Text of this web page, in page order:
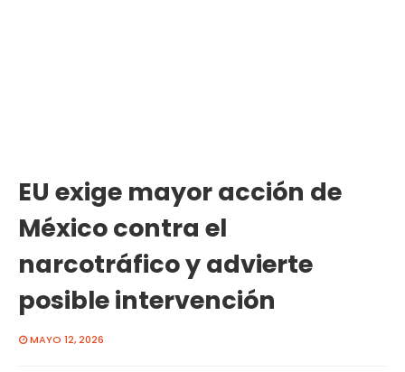
EU exige mayor acción de
México contra el
narcotráfico y advierte
posible intervención
MAYO 12, 2026